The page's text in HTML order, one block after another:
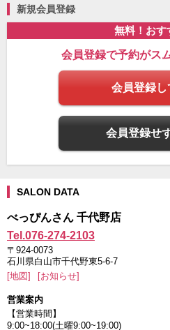
新規会員登録
無料！おす
会員登録で予約がス
会員登録し
会員登録せ
SALON DATA
べっぴんさん 千代野店
Tel.076-274-2103
〒924-0073
石川県白山市千代野東5-6-7
[地図]
[お知らせ]
営業案内
【営業時間】
9:00~18:00(土曜9:00~19:00)